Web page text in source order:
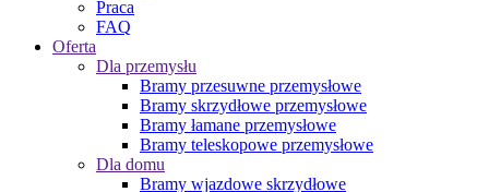
Praca
FAQ
Oferta
Dla przemysłu
Bramy przesuwne przemysłowe
Bramy skrzydłowe przemysłowe
Bramy łamane przemysłowe
Bramy teleskopowe przemysłowe
Dla domu
Bramy wjazdowe skrzydłowe